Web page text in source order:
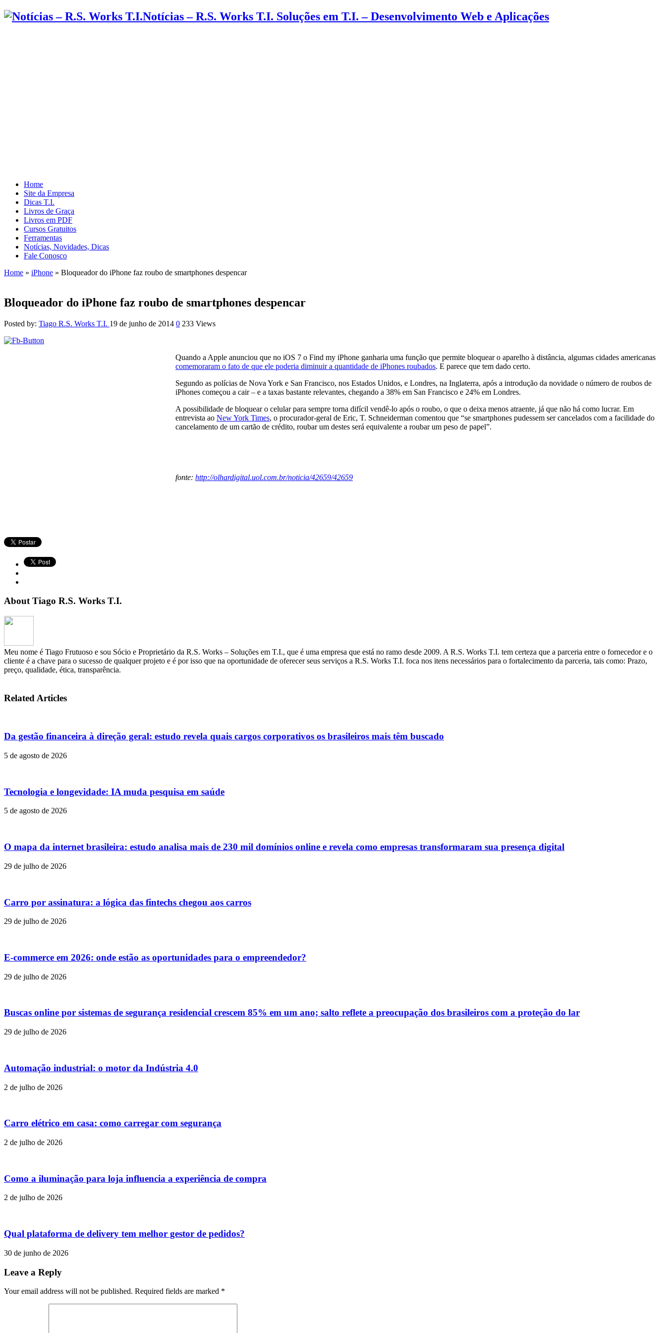
Notícias – R.S. Works T.I. Soluções em T.I. – Desenvolvimento Web e Aplicações
Home
Site da Empresa
Dicas T.I.
Livros de Graça
Livros em PDF
Cursos Gratuitos
Ferramentas
Notícias, Novidades, Dicas
Fale Conosco
Home » iPhone » Bloqueador do iPhone faz roubo de smartphones despencar
Bloqueador do iPhone faz roubo de smartphones despencar
Posted by: Tiago R.S. Works T.I. 19 de junho de 2014 0 233 Views
Quando a Apple anunciou que no iOS 7 o Find my iPhone ganharia uma função que permite bloquear o aparelho à distância, algumas cidades americanas
comemoraram o fato de que ele poderia diminuir a quantidade de iPhones roubados. E parece que tem dado certo.
Segundo as polícias de Nova York e San Francisco, nos Estados Unidos, e Londres, na Inglaterra, após a introdução da novidade o número de roubos de
iPhones começou a cair – e a taxas bastante relevantes, chegando a 38% em San Francisco e 24% em Londres.
A possibilidade de bloquear o celular para sempre torna difícil vendê-lo após o roubo, o que o deixa menos atraente, já que não há como lucrar. Em
entrevista ao New York Times, o procurador-geral de Eric, T. Schneiderman comentou que “se smartphones pudessem ser cancelados com a facilidade do
cancelamento de um cartão de crédito, roubar um destes será equivalente a roubar um peso de papel”.
fonte: http://olhardigital.uol.com.br/noticia/42659/42659
About Tiago R.S. Works T.I.
Meu nome é Tiago Frutuoso e sou Sócio e Proprietário da R.S. Works – Soluções em T.I., que é uma empresa que está no ramo desde 2009. A R.S. Works T.I. tem certeza que a parceria entre o fornecedor e o
cliente é a chave para o sucesso de qualquer projeto e é por isso que na oportunidade de oferecer seus serviços a R.S. Works T.I. foca nos itens necessários para o fortalecimento da parceria, tais como: Prazo,
preço, qualidade, ética, transparência.
Related Articles
Da gestão financeira à direção geral: estudo revela quais cargos corporativos os brasileiros mais têm buscado
5 de agosto de 2026
Tecnologia e longevidade: IA muda pesquisa em saúde
5 de agosto de 2026
O mapa da internet brasileira: estudo analisa mais de 230 mil domínios online e revela como empresas transformaram sua presença digital
29 de julho de 2026
Carro por assinatura: a lógica das fintechs chegou aos carros
29 de julho de 2026
E-commerce em 2026: onde estão as oportunidades para o empreendedor?
29 de julho de 2026
Buscas online por sistemas de segurança residencial crescem 85% em um ano; salto reflete a preocupação dos brasileiros com a proteção do lar
29 de julho de 2026
Automação industrial: o motor da Indústria 4.0
2 de julho de 2026
Carro elétrico em casa: como carregar com segurança
2 de julho de 2026
Como a iluminação para loja influencia a experiência de compra
2 de julho de 2026
Qual plataforma de delivery tem melhor gestor de pedidos?
30 de junho de 2026
Leave a Reply
Your email address will not be published. Required fields are marked *